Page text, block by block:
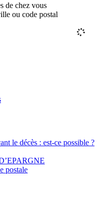
de chez vous
ou code postal
le décès : est-ce possible ?
postale